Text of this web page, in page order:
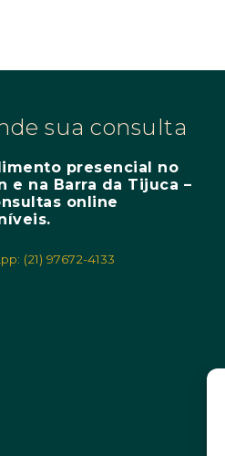
sua consulta
presencial no
e na Barra da Tijuca –
online
(21) 97672-4133